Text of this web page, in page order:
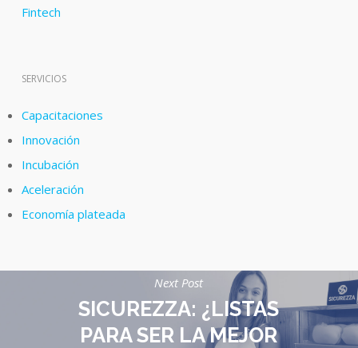
Fintech
SERVICIOS
Capacitaciones
Innovación
Incubación
Aceleración
Economía plateada
Next Post
SICUREZZA: ¿LISTAS
PARA SER LA MEJOR